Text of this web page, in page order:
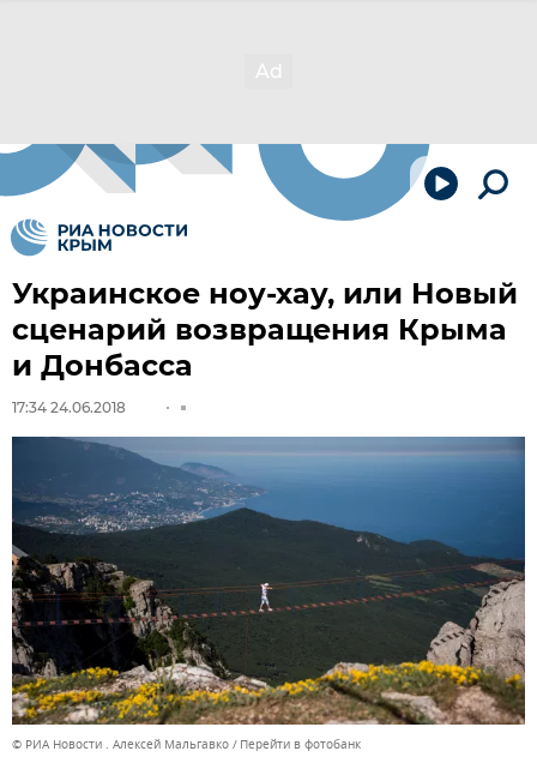
Украинское ноу-хау, или Новый
сценарий возвращения Крыма
и Донбасса
17:34 24.06.2018
© РИА Новости . Алексей Мальгавко Перейти в фотобанк